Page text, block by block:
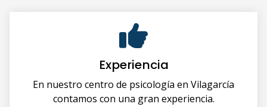
Experiencia
En nuestro centro de psicología en Vilagarcía
contamos con una gran experiencia.